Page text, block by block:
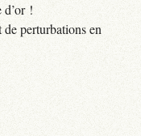
d’or !
de perturbations en